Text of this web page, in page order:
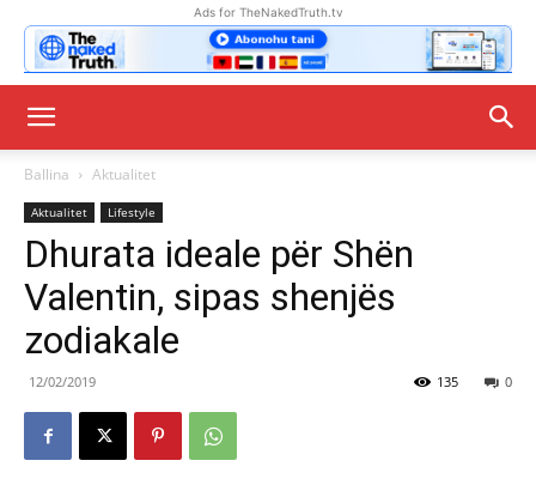
Ads for TheNakedTruth.tv
Ballina Aktualitet
Aktualitet Lifestyle
Dhurata ideale për Shën
Valentin, sipas shenjës
zodiakale
12/02/2019 0
135